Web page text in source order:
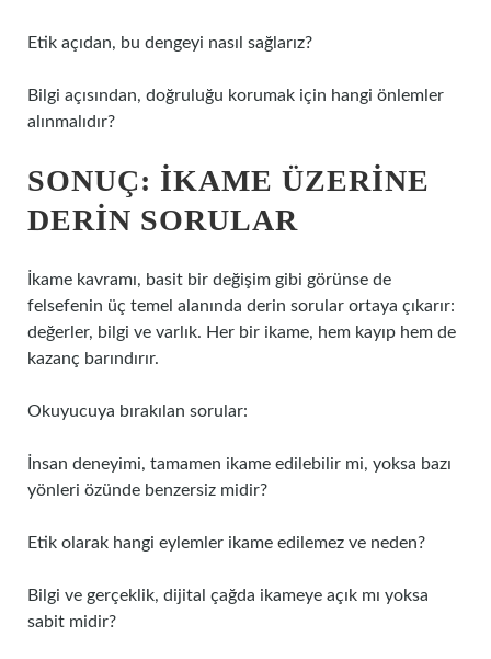
Etik açıdan, bu dengeyi nasıl sağlarız?
Bilgi açısından, doğruluğu korumak için hangi önlemler
alınmalıdır?
SONUÇ: İKAME ÜZERINE
DERIN SORULAR
İkame kavramı, basit bir değişim gibi görünse de
felsefenin üç temel alanında derin sorular ortaya çıkarır:
değerler, bilgi ve varlık. Her bir ikame, hem kayıp hem de
kazanç barındırır.
Okuyucuya bırakılan sorular:
İnsan deneyimi, tamamen ikame edilebilir mi, yoksa bazı
yönleri özünde benzersiz midir?
Etik olarak hangi eylemler ikame edilemez ve neden?
Bilgi ve gerçeklik, dijital çağda ikameye açık mı yoksa
sabit midir?